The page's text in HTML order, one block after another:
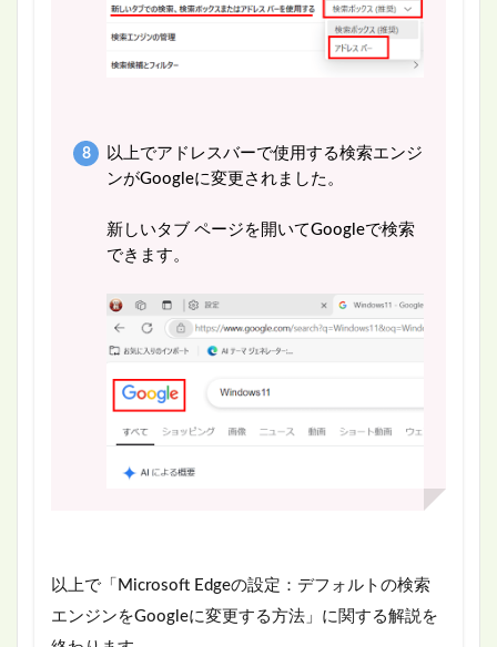
以上でアドレスバーで使用する検索エンジ
ンがGoogleに変更されました。
新しいタブ ページを開いてGoogleで検索
できます。
以上で「Microsoft Edgeの設定：デフォルトの検索
エンジンをGoogleに変更する方法」に関する解説を